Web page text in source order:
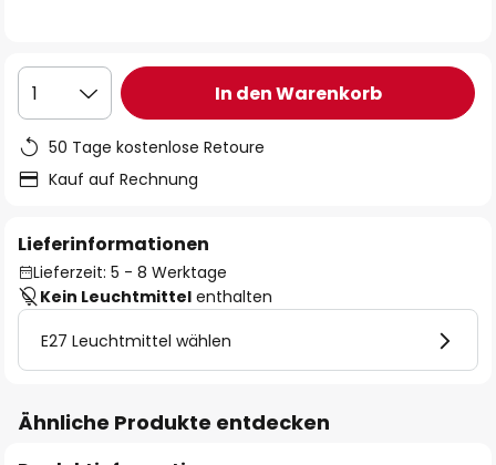
1 In den Warenkorb
50 Tage kostenlose Retoure
Kauf auf Rechnung
Lieferinformationen
Lieferzeit: 5 - 8 Werktage
Kein Leuchtmittel enthalten
E27 Leuchtmittel wählen
Ähnliche Produkte entdecken